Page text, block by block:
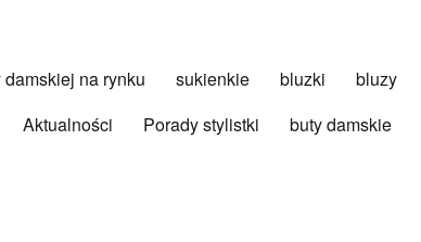
na rynku sukienkie bluzki bluzy
Aktualności Porady stylistki buty damskie